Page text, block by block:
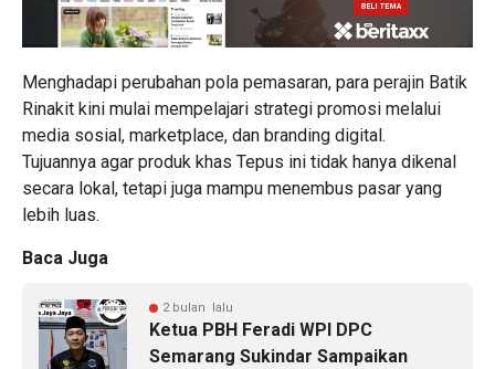
Menghadapi perubahan pola pemasaran, para perajin Batik
Rinakit kini mulai mempelajari strategi promosi melalui
media sosial, marketplace, dan branding digital.
Tujuannya agar produk khas Tepus ini tidak hanya dikenal
secara lokal, tetapi juga mampu menembus pasar yang
lebih luas.
Baca Juga
2 bulan lalu
Ketua PBH Feradi WPI DPC
Semarang Sukindar Sampaikan